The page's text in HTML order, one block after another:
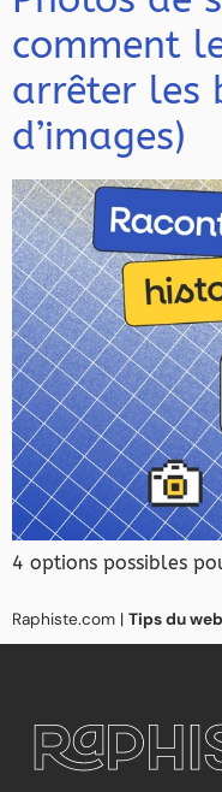
comment
arrêter les
d’images)
4 options possibles
Raphiste.com | Tips du web